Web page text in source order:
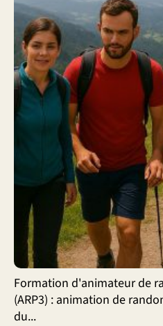
Formation d'animateur de
(ARP3) : animation de
du...